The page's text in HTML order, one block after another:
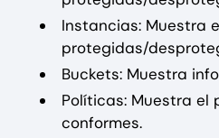
Instancias: Muestra
protegidas/
Buckets: Muestra
Políticas: Muestra
conformes.